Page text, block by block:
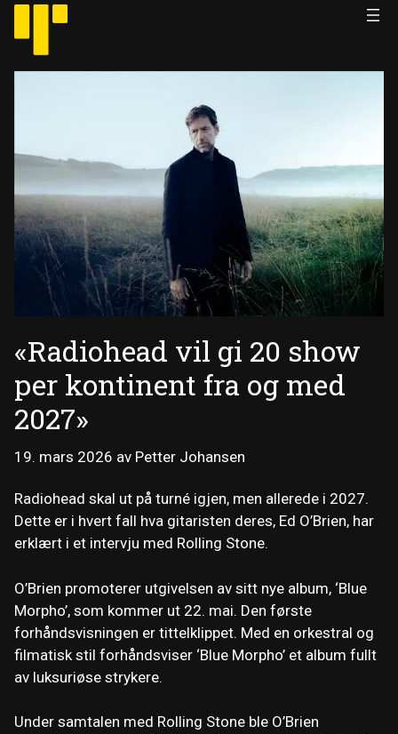
Hopp
innhold
«Radiohead vil gi 20 show
per kontinent fra og med
2027»
19. mars 2026 av Petter Johansen
Radiohead skal ut på turné igjen, men allerede i 2027.
Dette er i hvert fall hva gitaristen deres, Ed O’Brien, har
erklært i et intervju med Rolling Stone.
O’Brien promoterer utgivelsen av sitt nye album, ‘Blue
Morpho’, som kommer ut 22. mai. Den første
forhåndsvisningen er tittelklippet. Med en orkestral og
filmatisk stil forhåndsviser ‘Blue Morpho’ et album fullt
av luksuriøse strykere.
Under samtalen med Rolling Stone ble O’Brien